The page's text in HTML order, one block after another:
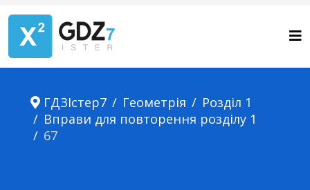
ГДЗІстер7 Геометрія
Розділ 1
Вправи для повторення розділу 1
67